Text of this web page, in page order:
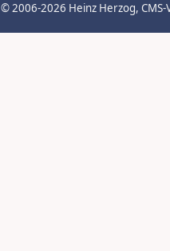
© 2006-2026 Heinz Herzog,